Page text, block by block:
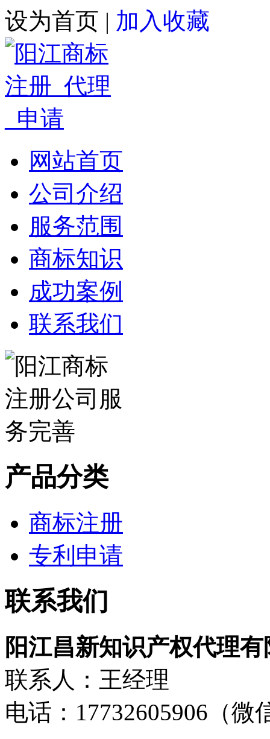
设为首页 | 加入收藏
网站首页
公司介绍
服务范围
商标知识
成功案例
联系我们
产品分类
商标注册
专利申请
联系我们
阳江昌新知识产权代理
联系人：王经理
电话：17732605906（微